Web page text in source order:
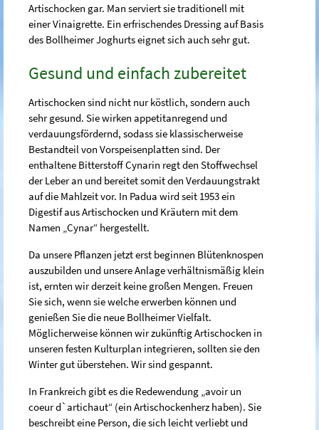
Artischocken gar. Man serviert sie traditionell mit
einer Vinaigrette. Ein erfrischendes Dressing auf Basis
des Bollheimer Joghurts eignet sich auch sehr gut.
Gesund und einfach zubereitet
Artischocken sind nicht nur köstlich, sondern auch
sehr gesund. Sie wirken appetitanregend und
verdauungsfördernd, sodass sie klassischerweise
Bestandteil von Vorspeisenplatten sind. Der
enthaltene Bitterstoff Cynarin regt den Stoffwechsel
der Leber an und bereitet somit den Verdauungstrakt
auf die Mahlzeit vor. In Padua wird seit 1953 ein
Digestif aus Artischocken und Kräutern mit dem
Namen „Cynar“ hergestellt.
Da unsere Pflanzen jetzt erst beginnen Blütenknospen
auszubilden und unsere Anlage verhältnismäßig klein
ist, ernten wir derzeit keine großen Mengen. Freuen
Sie sich, wenn sie welche erwerben können und
genießen Sie die neue Bollheimer Vielfalt.
Möglicherweise können wir zukünftig Artischocken in
unseren festen Kulturplan integrieren, sollten sie den
Winter gut überstehen. Wir sind gespannt.
In Frankreich gibt es die Redewendung „avoir un
coeur d`artichaut“ (ein Artischockenherz haben). Sie
beschreibt eine Person, die sich leicht verliebt und